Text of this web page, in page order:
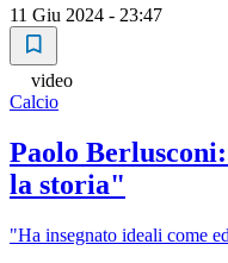
11 Giu 2024 - 23:47
video
Calcio
Paolo
la storia"
"Ha insegnato ideali come